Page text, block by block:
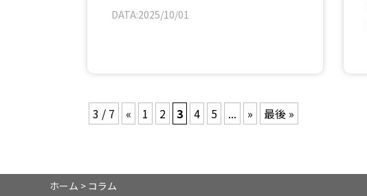
DATA:2025/10/01
3 / 7 « 1 2 3 4 5 ... » 最後 »
ホーム > コラム